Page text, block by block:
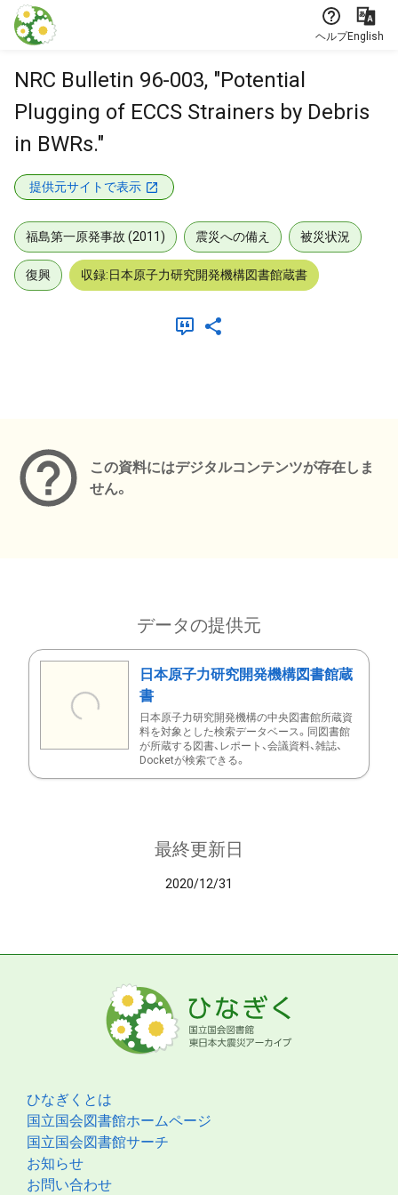
本文に飛ぶ
ヘルプEnglish
NRC Bulletin 96-003, "Potential
Plugging of ECCS Strainers by Debris
in BWRs."
提供元サイトで表示
福島第一原発事故 (2011) 震災への備え 被災状況
復興 収録:日本原子力研究開発機構図書館蔵書
この資料にはデジタルコンテンツが存在しま
せん。
データの提供元
日本原子力研究開発機構図書館蔵
書
日本原子力研究開発機構の中央図書館所蔵資
料を対象とした検索データベース。同図書館
が所蔵する図書、レポート、会議資料、雑誌、
Docketが検索できる。
最終更新日
2020/12/31
ひなぎくとは
国立国会図書館ホームページ
国立国会図書館サーチ
お知らせ
お問い合わせ